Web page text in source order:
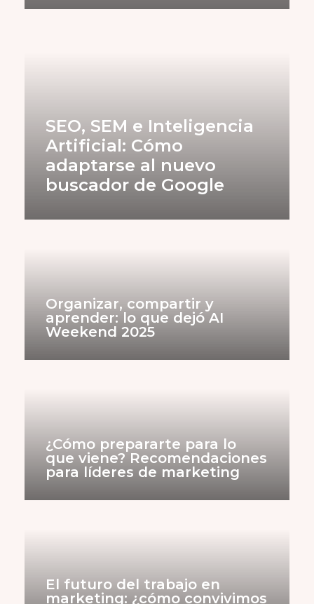
SEO, SEM e Inteligencia
Artificial: Cómo
adaptarse al nuevo
buscador de Google
Organizar, compartir y
aprender: lo que dejó AI
Weekend 2025
¿Cómo prepararte para lo
que viene? Recomendaciones
para líderes de marketing
El futuro del trabajo en
marketing: ¿cómo convivimos